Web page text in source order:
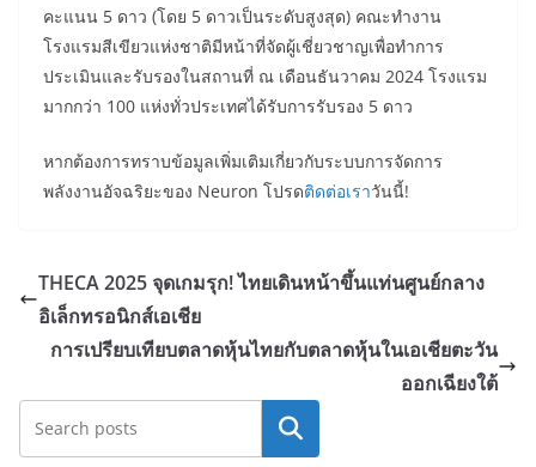
คะแนน 5 ดาว (โดย 5 ดาวเป็นระดับสูงสุด) คณะทำงาน
โรงแรมสีเขียวแห่งชาติมีหน้าที่จัดผู้เชี่ยวชาญเพื่อทำการ
ประเมินและรับรองในสถานที่ ณ เดือนธันวาคม 2024 โรงแรม
มากกว่า 100 แห่งทั่วประเทศได้รับการรับรอง 5 ดาว
หากต้องการทราบข้อมูลเพิ่มเติมเกี่ยวกับระบบการจัดการ
พลังงานอัจฉริยะของ Neuron โปรดติดต่อเราวันนี้!
THECA 2025 จุดเกมรุก! ไทยเดินหน้าขึ้นแท่นศูนย์กลาง
อิเล็กทรอนิกส์เอเชีย
การเปรียบเทียบตลาดหุ้นไทยกับตลาดหุ้นในเอเชียตะวัน
ออกเฉียงใต้
Search